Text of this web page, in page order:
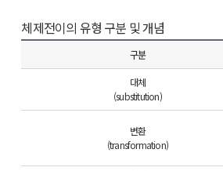
체제전이의 유형 구분 및 개념
구분
대체
(substitution)
변환
(transformation)